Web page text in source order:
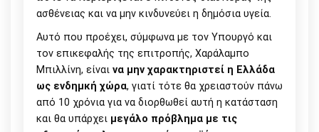
ασθένειας και να μην κινδυνεύει η δημόσια υγεία.
Αυτό που προέχει, σύμφωνα με τον Υπουργό και
τον επικεφαλής της επιτροπής, Χαράλαμπο
Μπιλλίνη, είναι να μην χαρακτηριστεί η Ελλάδα
ως ενδημκή χώρα, γιατί τότε θα χρειαστούν πάνω
από 10 χρόνια για να διορθωθεί αυτή η κατάσταση
και θα υπάρχει μεγάλο πρόβλημα με τις